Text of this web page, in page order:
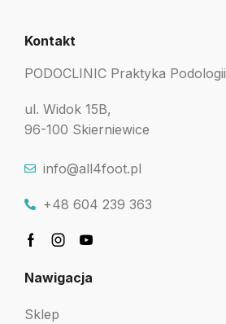
Kontakt
PODOCLINIC Praktyka Podologii
ul. Widok 15B,
96-100 Skierniewice
info@all4foot.pl
+48 604 239 363
Nawigacja
Sklep